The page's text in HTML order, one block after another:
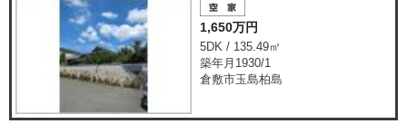
1,650万円
5DK / 135.49㎡
築年月1930/1
倉敷市玉島柏島